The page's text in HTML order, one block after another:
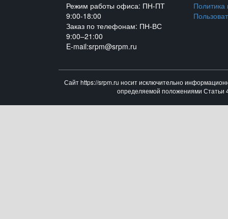
Режим работы офиса: ПН-ПТ
9:00-18:00
Заказ по телефонам: ПН-ВС
9:00–21:00
E-mail:srpm@srpm.ru
Сайт https://srpm.ru носит исключительно
определяемой положениями Статьи